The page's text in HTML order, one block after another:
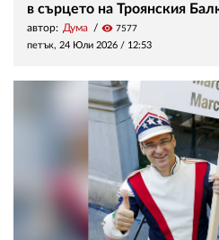
в сърцето на Троянския
автор: Дума visibility 7577
петък, 24 Юли 2026 / 12:53